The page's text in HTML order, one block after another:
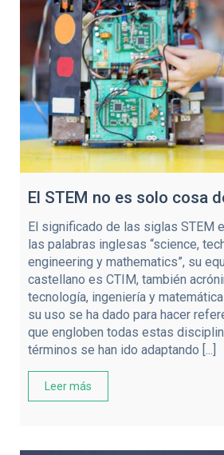
El STEM no es solo cosa
El significado de las siglas STEM
las palabras inglesas “science,
engineering y mathematics”, su
castellano es CTIM, también
tecnología, ingeniería y
su uso se ha dado para hacer
que engloben todas estas
términos se han ido adaptando [...]
Leer más